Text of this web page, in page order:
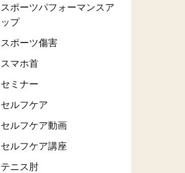
スポーツパフォーマンスア
ップ
スポーツ傷害
スマホ首
セミナー
セルフケア
セルフケア動画
セルフケア講座
テニス肘